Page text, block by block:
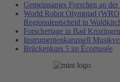
Gemeinsames Forschen an
World Robot Olympiad
Regionalentscheid in
Forschertage in Bad Krozingen
Instrumentenkarussell
Brückenkurs 5 im Écomusée